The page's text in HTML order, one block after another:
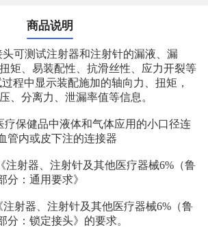
商品说明
可测试注射器和注射针的漏液、漏
矩、易装配性、抗滑丝性、应力开裂等
程中显示装配施加的轴向力、扭矩，
、分离力、泄漏率值等信息。
疗保健品中液体和气体应用的小口径连
管内或皮下注的连接器
注射器、注射针及其他医疗器械6%（鲁
分：通用要求》
注射器、注射针及其他医疗器械6%（鲁
分：锁定接头》的要求。